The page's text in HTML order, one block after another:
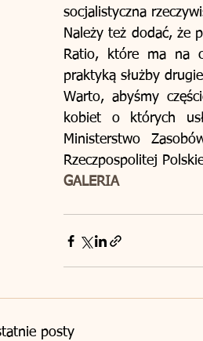
socjalistyczna
Należy też dodać, że
Ratio, które ma na
praktyką służby
Warto, abyśmy
kobiet o których
Ministerstwo
Rzeczpospolitej
GALERIA
posty